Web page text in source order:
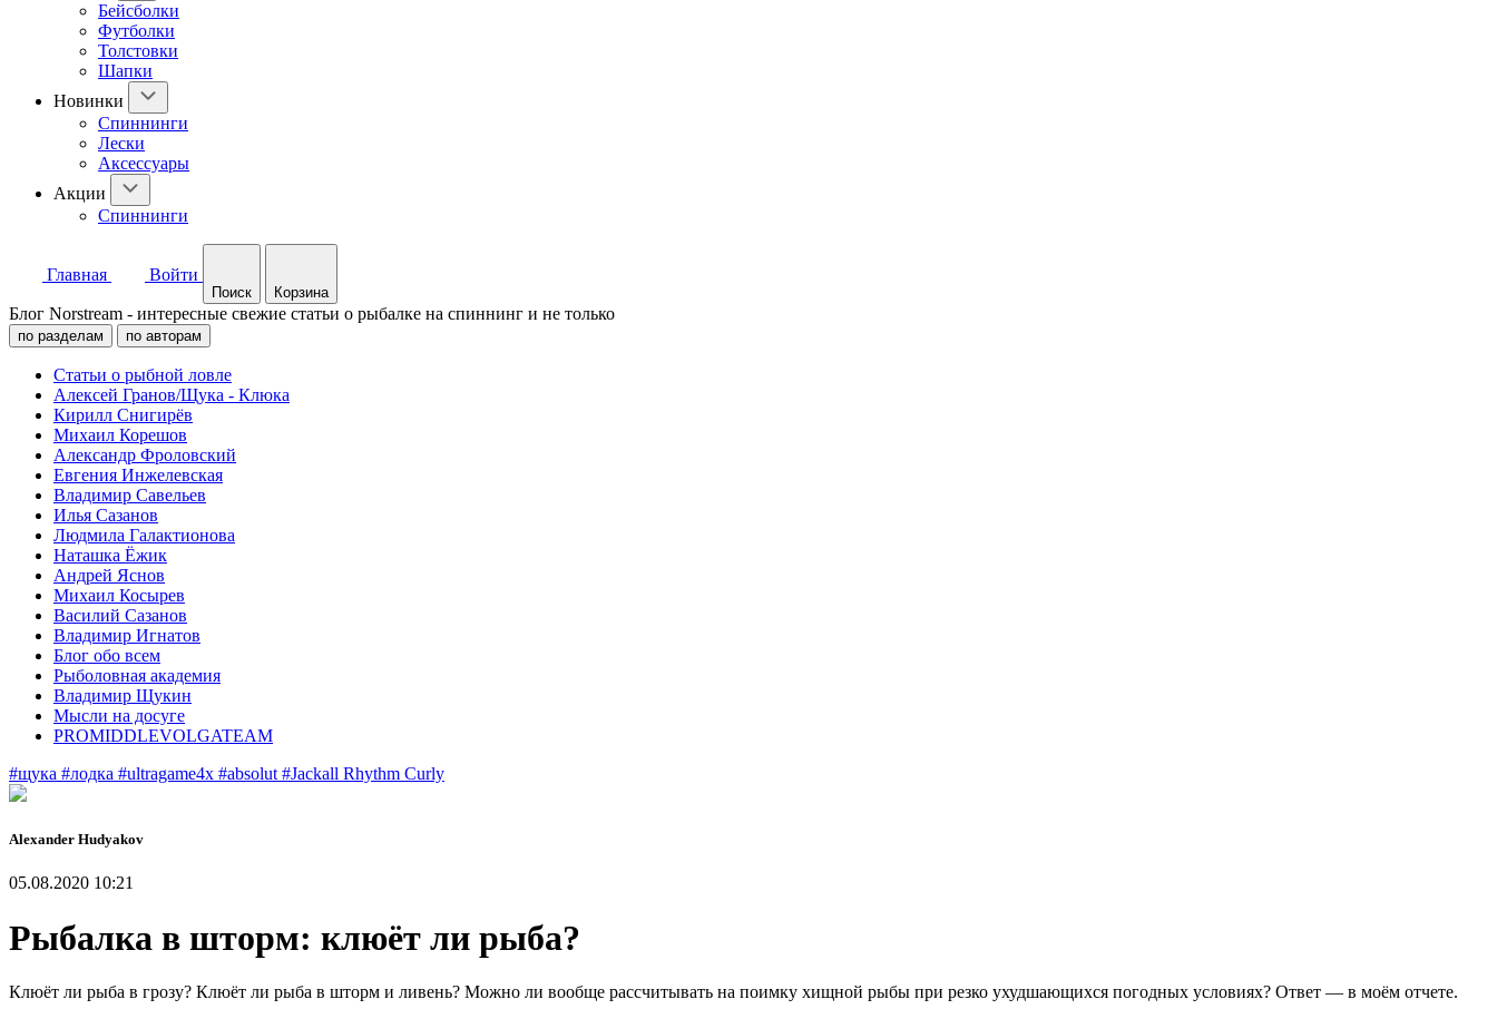
Бейсболки
Футболки
Толстовки
Шапки
Новинки
Спиннинги
Лески
Аксессуары
Акции
Спиннинги
Главная Войти
Поиск Корзина
Блог Norstream - интересные свежие статьи о рыбалке на спиннинг и не только
по разделам по авторам
Статьи о рыбной ловле
Алексей Гранов/Щука - Клюка
Кирилл Снигирёв
Михаил Корешов
Александр Фроловский
Евгения Инжелевская
Владимир Савельев
Илья Сазанов
Людмила Галактионова
Наташка Ёжик
Андрей Яснов
Михаил Косырев
Василий Сазанов
Владимир Игнатов
Блог обо всем
Рыболовная академия
Владимир Щукин
Мысли на досуге
PROMIDDLEVOLGATEAM
#щука #лодка #ultragame4x #absolut #Jackall Rhythm Curly
Alexander Нudyakov
05.08.2020 10:21
Рыбалка в шторм: клюёт ли рыба?
Клюёт ли рыба в грозу? Клюёт ли рыба в шторм и ливень? Можно ли вообще рассчитывать на поимку хищной рыбы при резко ухудшающихся погодных условиях? Ответ — в моём отчете.